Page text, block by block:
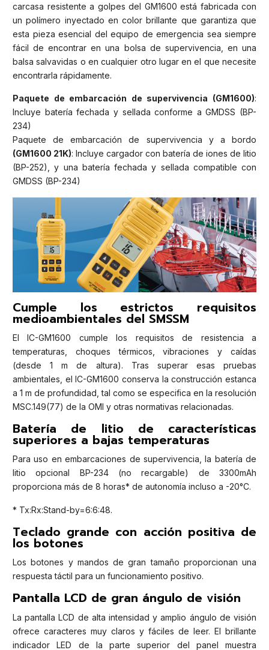
carcasa resistente a golpes del GM1600 está fabricada con
un polímero inyectado en color brillante que garantiza que
esta pieza esencial del equipo de emergencia sea siempre
fácil de encontrar en una bolsa de supervivencia, en una
balsa salvavidas o en cualquier otro lugar en el que necesite
encontrarla rápidamente.
Paquete de embarcación de supervivencia (GM1600):
Incluye batería fechada y sellada conforme a GMDSS (BP-
234)
Paquete de embarcación de supervivencia y a bordo
(GM1600 21K): Incluye cargador con batería de iones de litio
(BP-252), y una batería fechada y sellada compatible con
GMDSS (BP-234)
Cumple los estrictos requisitos
medioambientales del SMSSM
El IC-GM1600 cumple los requisitos de resistencia a
temperaturas, choques térmicos, vibraciones y caídas
(desde 1 m de altura). Tras superar esas pruebas
ambientales, el IC-GM1600 conserva la construcción estanca
a 1 m de profundidad, tal como se especifica en la resolución
MSC.149(77) de la OMI y otras normativas relacionadas.
Batería de litio de características
superiores a bajas temperaturas
Para uso en embarcaciones de supervivencia, la batería de
litio opcional BP-234 (no recargable) de 3300mAh
proporciona más de 8 horas* de autonomía incluso a -20°C.
* Tx:Rx:Stand-by=6:6:48.
Teclado grande con acción positiva de
los botones
Los botones y mandos de gran tamaño proporcionan una
respuesta táctil para un funcionamiento positivo.
Pantalla LCD de gran ángulo de visión
La pantalla LCD de alta intensidad y amplio ángulo de visión
ofrece caracteres muy claros y fáciles de leer. El brillante
indicador LED de la parte superior del panel muestra